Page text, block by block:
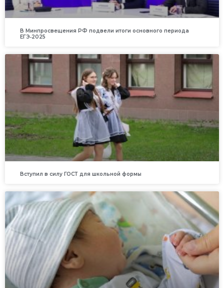
В Минпросвещения РФ подвели итоги основного периода
ЕГЭ‑2025
Вступил в силу ГОСТ для школьной формы